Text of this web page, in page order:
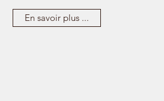
En savoir plus ...